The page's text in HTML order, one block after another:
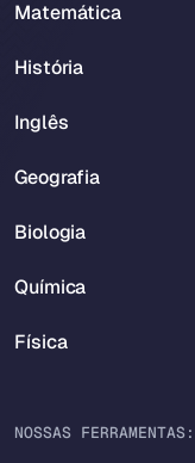
Matemática
História
Inglês
Geografia
Biologia
Química
Física
NOSSAS FERRAMENTAS: